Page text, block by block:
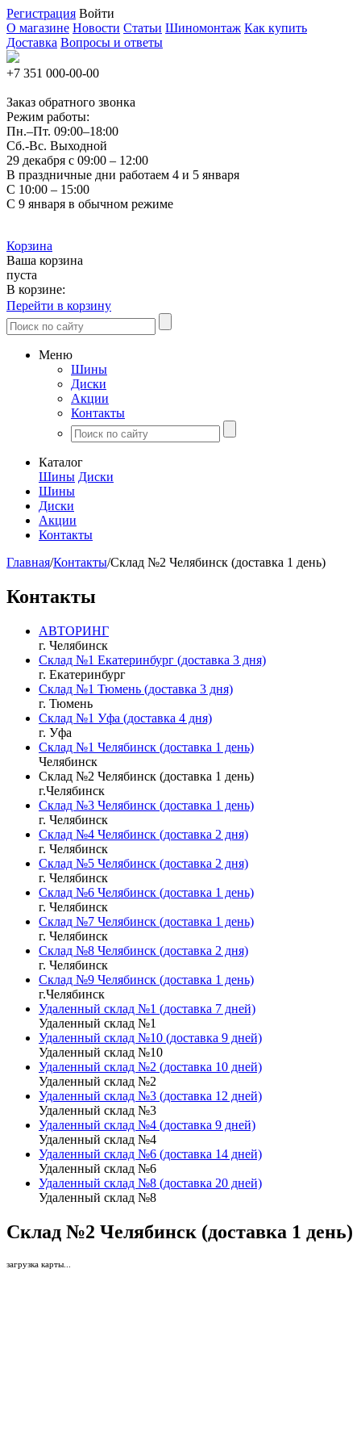
Регистрация Войти
О магазине Новости Статьи Шиномонтаж Как купить
Доставка Вопросы и ответы
+7 351 000-00-00
Заказ обратного звонка
Режим работы:
Пн.–Пт. 09:00–18:00
Сб.-Вс. Выходной
29 декабря с 09:00 – 12:00
В праздничные дни работаем 4 и 5 января
С 10:00 – 15:00
С 9 января в обычном режиме
Корзина
Ваша корзина
пуста
В корзине:
Перейти в корзину
Меню
Шины
Диски
Акции
Контакты
Каталог
Шины Диски
Шины
Диски
Акции
Контакты
Главная/Контакты/Склад №2 Челябинск (доставка 1 день)
Контакты
АВТОРИНГ
г. Челябинск
Склад №1 Екатеринбург (доставка 3 дня)
г. Екатеринбург
Склад №1 Тюмень (доставка 3 дня)
г. Тюмень
Склад №1 Уфа (доставка 4 дня)
г. Уфа
Склад №1 Челябинск (доставка 1 день)
Челябинск
Склад №2 Челябинск (доставка 1 день)
г.Челябинск
Склад №3 Челябинск (доставка 1 день)
г. Челябинск
Склад №4 Челябинск (доставка 2 дня)
г. Челябинск
Склад №5 Челябинск (доставка 2 дня)
г. Челябинск
Склад №6 Челябинск (доставка 1 день)
г. Челябинск
Склад №7 Челябинск (доставка 1 день)
г. Челябинск
Склад №8 Челябинск (доставка 2 дня)
г. Челябинск
Склад №9 Челябинск (доставка 1 день)
г.Челябинск
Удаленный склад №1 (доставка 7 дней)
Удаленный склад №1
Удаленный склад №10 (доставка 9 дней)
Удаленный склад №10
Удаленный склад №2 (доставка 10 дней)
Удаленный склад №2
Удаленный склад №3 (доставка 12 дней)
Удаленный склад №3
Удаленный склад №4 (доставка 9 дней)
Удаленный склад №4
Удаленный склад №6 (доставка 14 дней)
Удаленный склад №6
Удаленный склад №8 (доставка 20 дней)
Удаленный склад №8
Склад №2 Челябинск (доставка 1 день)
загрузка карты...